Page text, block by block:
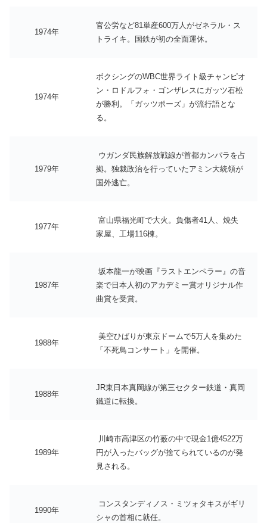
1974年
官公労など81単産600万人がゼネラル・ス
トライキ。国鉄が初の全面運休。
1974年
ボクシングのWBC世界ライト級チャンピオ
ン・ロドルフォ・ゴンザレスにガッツ石松
が勝利。「ガッツポーズ」が流行語とな
る。
1979年
ウガンダ民族解放戦線が首都カンパラを占
拠。独裁政治を行っていたアミン大統領が
国外逃亡。
1977年
富山県福光町で大火。負傷者41人、焼失
家屋、工場116棟。
1987年
坂本龍一が映画『ラストエンペラー』の音
楽で日本人初のアカデミー賞オリジナル作
曲賞を受賞。
1988年
美空ひばりが東京ドームで5万人を集めた
「不死鳥コンサート」を開催。
1988年
JR東日本真岡線が第三セクター鉄道・真岡
鐵道に転換。
1989年
川崎市高津区の竹薮の中で現金1億4522万
円が入ったバッグが捨てられているのが発
見される。
1990年
コンスタンディノス・ミツォタキスがギリ
シャの首相に就任。